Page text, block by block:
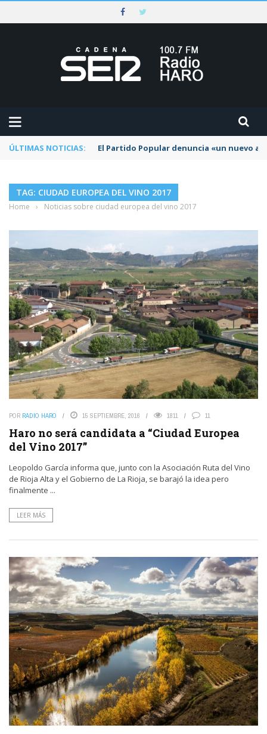
ÚLTIMAS NOTICIAS: El Partido Popular denuncia «un nuevo
TAG: CIUDAD EUROPEA DEL VINO 2017
Home › Noticias sobre ciudad europea del vino 2017
POR RADIO HARO 15 SEPTIEMBRE, 2016 1811 11
Haro no será candidata a “Ciudad Europea
del Vino 2017”
Leopoldo García informa que, junto con la Asociación Ruta del Vino
de Rioja Alta y el Gobierno de La Rioja, se barajó la idea pero
finalmente ...
LEER MÁS